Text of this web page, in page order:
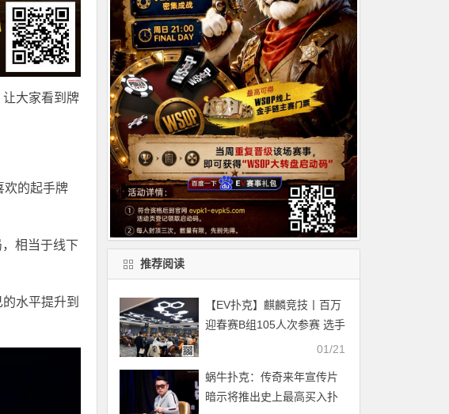
大家看到牌
欢的起手牌
相当于线下
水平提升到
推荐阅读
【EV扑克】麒麟竞技丨百万
迎春赛B组105人次参赛 选手
瑞以569500记分牌领衔23人
01/21
蜗牛扑克：传奇来年宣传片
暗示将推出史上最高买入扑